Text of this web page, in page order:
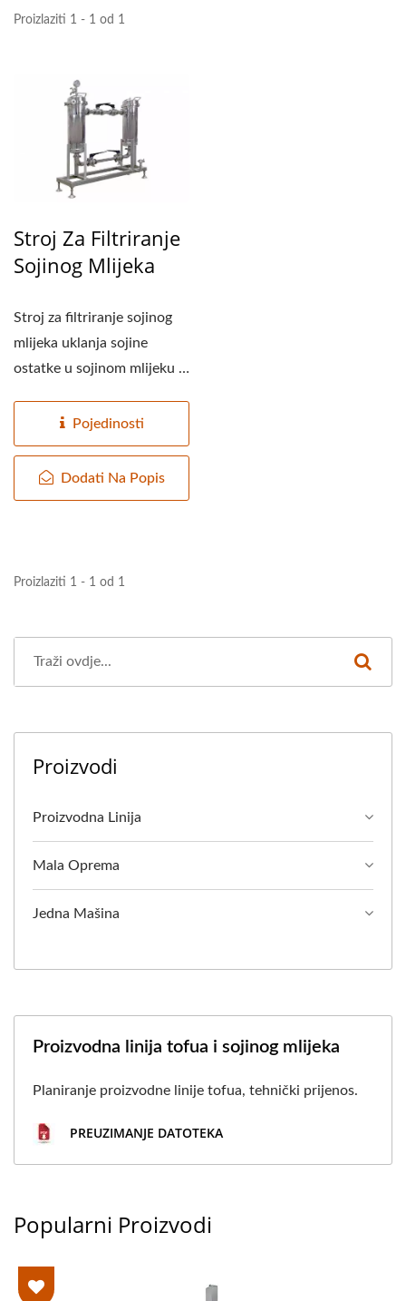
Proizlaziti 1 - 1 od 1
Stroj Za Filtriranje
Sojinog Mlijeka
Stroj za filtriranje sojinog
mlijeka uklanja sojine
ostatke u sojinom mlijeku i
Pojedinosti
Dodati Na Popis
Proizlaziti 1 - 1 od 1
Proizvodi
Proizvodna Linija
Mala Oprema
Jedna Mašina
Proizvodna linija tofua i sojinog mlijeka
Planiranje proizvodne linije tofua, tehnički prijenos.
PREUZIMANJE DATOTEKA
Popularni Proizvodi